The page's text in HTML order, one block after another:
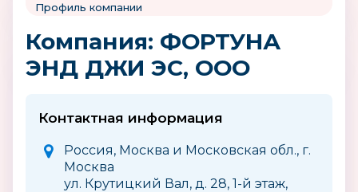
Профиль компании
Компания: ФОРТУНА
ЭНД ДЖИ ЭС, ООО
Контактная информация
Россия, Москва и Московская обл., г.
Москва
ул. Крутицкий Вал, д. 28, 1-й этаж,